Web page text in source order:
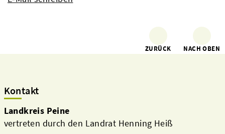
ZURÜCK NACH OBEN
Kontakt
Landkreis Peine
vertreten durch den Landrat Henning Heiß